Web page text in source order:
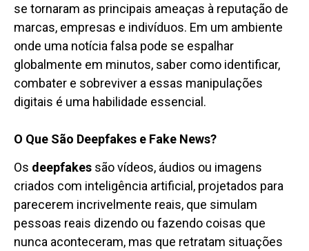
se tornaram as principais ameaças à reputação de
marcas, empresas e indivíduos. Em um ambiente
onde uma notícia falsa pode se espalhar
globalmente em minutos, saber como identificar,
combater e sobreviver a essas manipulações
digitais é uma habilidade essencial.
O Que São Deepfakes e Fake News?
Os deepfakes são vídeos, áudios ou imagens
criados com inteligência artificial, projetados para
parecerem incrivelmente reais, que simulam
pessoas reais dizendo ou fazendo coisas que
nunca aconteceram, mas que retratam situações